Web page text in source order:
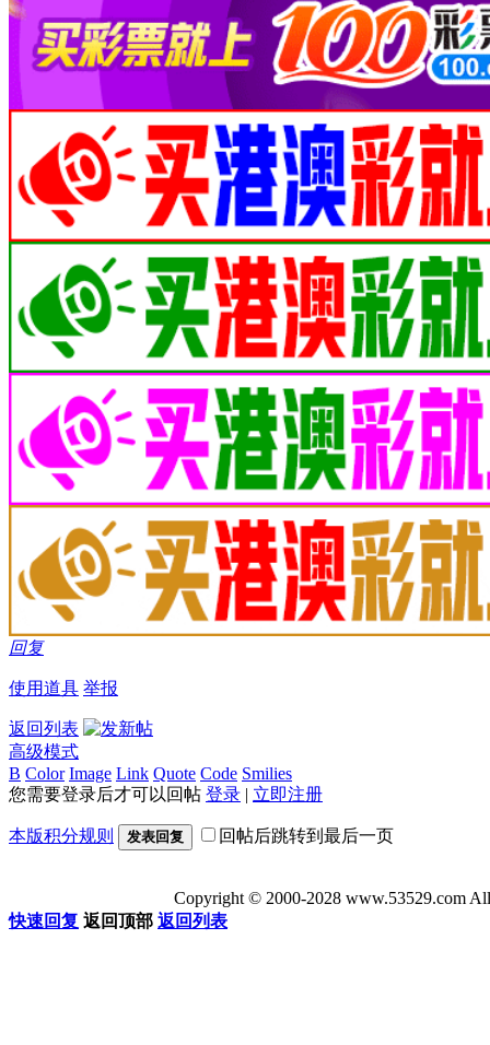
回复
使用道具 举报
返回列表
高级模式
B Color Image Link Quote Code Smilies
您需要登录后才可以回帖 登录 | 立即注册
本版积分规则 发表回复 回帖后跳转到最后一页
Copyright © 2000-2028 www.53529.com
快速回复 返回顶部 返回列表